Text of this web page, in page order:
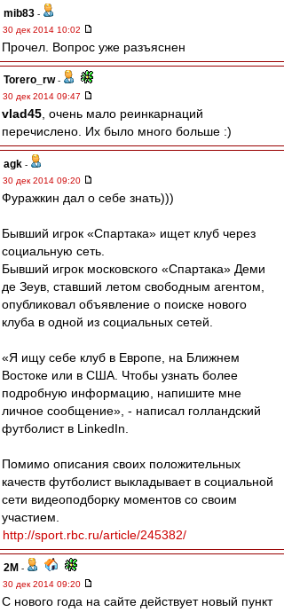
mib83 -
30 дек 2014 10:02
Прочел. Вопрос уже разъяснен
Torero_rw-
30 дек 2014 09:47
vlad45 , очень мало реинкарнаций
перечислено. Их было много больше :)
agk -
30 дек 2014 09:20
Фуражкин дал о себе знать)))
Бывший игрок «Спартака» ищет клуб через
социальную сеть.
Бывший игрок московского «Спартака» Деми
де Зеув, ставший летом свободным агентом,
опубликовал объявление о поиске нового
клуба в одной из социальных сетей.
«Я ищу себе клуб в Европе, на Ближнем
Востоке или в США. Чтобы узнать более
подробную информацию, напишите мне
личное сообщение», - написал голландский
футболист в LinkedIn.
Помимо описания своих положительных
качеств футболист выкладывает в социальной
сети видеоподборку моментов со своим
участием.
http://sport.rbc.ru/article/245382/
2M -
30 дек 2014 09:20
С нового года на сайте действует новый пункт